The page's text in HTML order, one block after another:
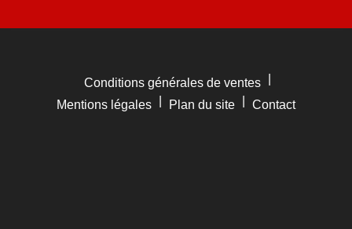
Conditions générales de ventes
Mentions légales
Plan du site Contact